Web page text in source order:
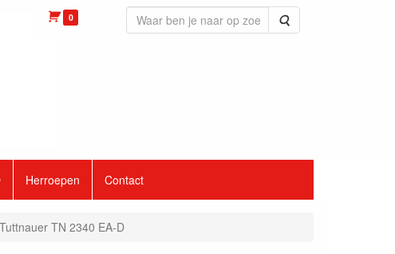
0 Zoeken
Herroepen Contact
TN 2340 EA-D